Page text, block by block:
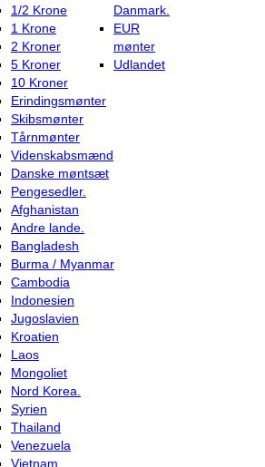
Danmark.
1/2 Krone
1 Krone
2 Kroner
5 Kroner
10 Kroner
Erindingsmønter
Skibsmønter
Tårnmønter
Videnskabsmænd
Danske møntsæt
Pengesedler.
EUR
mønter
Udlandet
Afghanistan
Andre lande.
Bangladesh
Burma / Myanmar
Cambodia
Indonesien
Jugoslavien
Kroatien
Laos
Mongoliet
Nord Korea.
Syrien
Thailand
Venezuela
Vietnam